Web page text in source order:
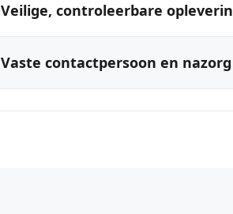
Veilige, controleerbare
Vaste contactpersoon en nazorg